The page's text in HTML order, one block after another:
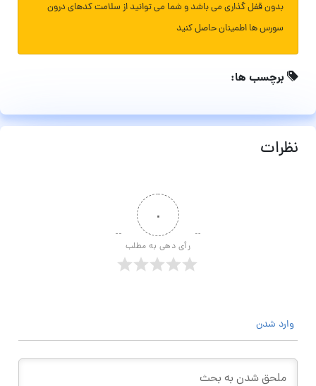
بدون قفل گذاری می باشد و شما می توانید از سلامت کدهای درون
سورس ها اطمینان حاصل کنید
برچسب ها:
نظرات
۰
رأی دهی به مطلب
وارد شدن